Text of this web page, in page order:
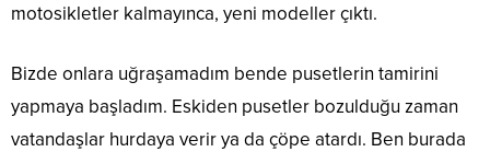
motosikletler kalmayınca, yeni modeller çıktı.
Bizde onlara uğraşamadım bende pusetlerin tamirini
yapmaya başladım. Eskiden pusetler bozulduğu zaman
vatandaşlar hurdaya verir ya da çöpe atardı. Ben burada